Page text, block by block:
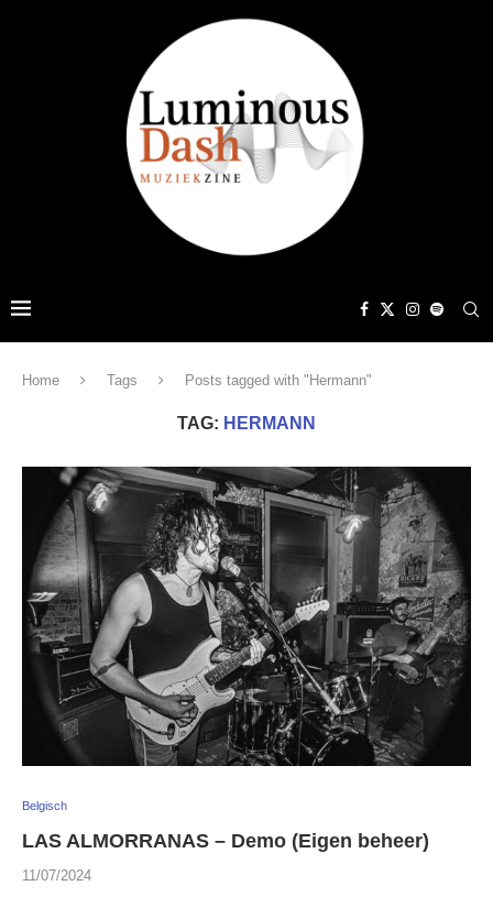
Home Tags Posts tagged with "Hermann"
TAG: HERMANN
Belgisch
LAS ALMORRANAS – Demo (Eigen beheer)
11/07/2024